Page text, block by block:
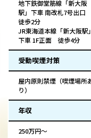
地下鉄御堂筋線「新大阪
駅」下車 南改札7号出口
徒歩2分
JR東海道本線「新大阪駅」
下車 1F正面 徒歩4分
受動喫煙対策
屋内原則禁煙（喫煙場所
り）
年収
250万円～